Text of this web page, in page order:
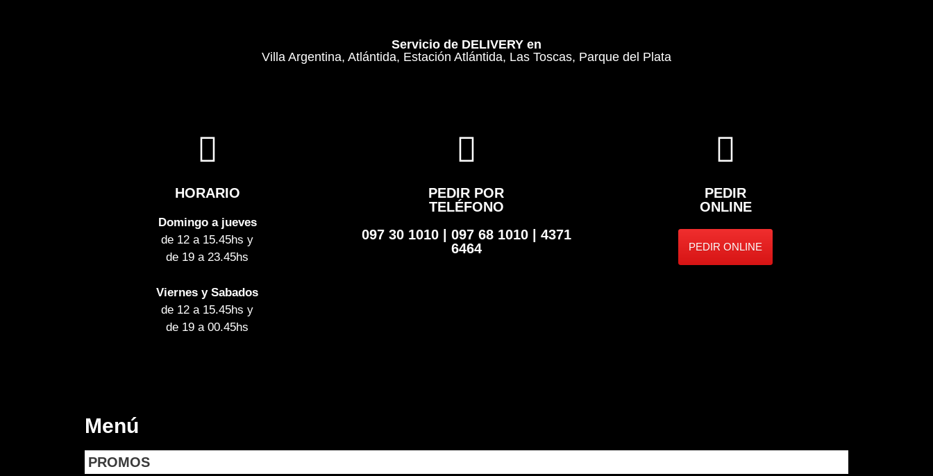
Servicio de DELIVERY en
Villa Argentina, Atlántida, Estación Atlántida, Las Toscas, Parque del Plata
HORARIO
Domingo a jueves
de 12 a 15.45hs y
de 19 a 23.45hs
Viernes y Sabados
de 12 a 15.45hs y
de 19 a 00.45hs
PEDIR POR
TELÉFONO
097 30 1010 | 097 68 1010 | 4371
6464
PEDIR
ONLINE
PEDIR ONLINE
Menú
PROMOS